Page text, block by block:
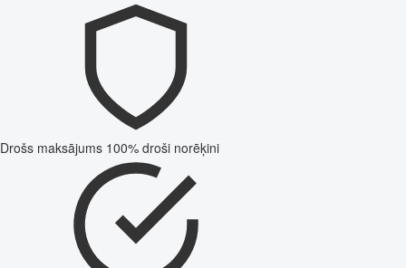
Drošs maksājums 100% droši norēķini